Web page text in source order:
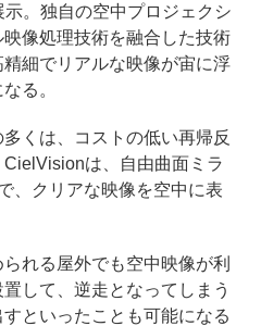
。独自の空中プロジェクシ
像処理技術を融合した技術
細でリアルな映像が宙に浮
る。
くは、コストの低い再帰反
は、自由曲面ミラ
、クリアな映像を空中に表
れる屋外でも空中映像が利
して、逆走となってしまう
といったことも可能になる